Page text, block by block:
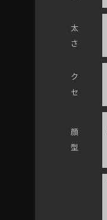
太
さ
ク
セ
顔
型